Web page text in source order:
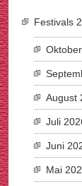
Festivals
August
Juli
Juni
Mai